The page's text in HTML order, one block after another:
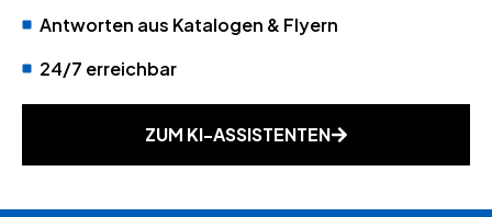
Antworten aus Katalogen & Flyern
24/7 erreichbar
ZUM KI-ASSISTENTEN